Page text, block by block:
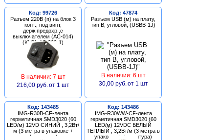
Код: 99726
Разъем 220В (п) на блок 3
конт., под винт,
держ.предохр.,с
выключателем (AC-014)
(KLS1-AS-303-1)
В наличии: 7 шт
216,00 руб. от 1 шт
Код: 47874
Разъем USB (м) на плату,
тип В, угловой, (USBB-1J)
В наличии: 6 шт
30,00 руб. от 1 шт
Код: 143485
IMG-R30B-CF-лента
герметичная SMD3020 (60
LED/м) 12VD СИНИЙ , 3,2Вт/
м (3 метра в упаковке +
фурнитура)
Код: 143486
IMG-R30WW-CF-лента
герметичная SMD3020 (60
LED/м) 12VDC БЕЛЫЙ
ТЕПЛЫЙ , 3,2Вт/м (3 метра в
упаковке + фурнитура)